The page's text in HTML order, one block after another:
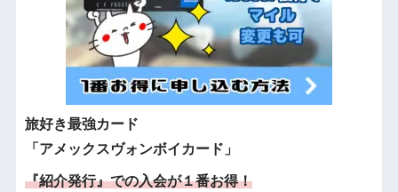
旅好き最強カード
「アメックスヴォンボイカード」
『紹介発行』での入会が１番お得！